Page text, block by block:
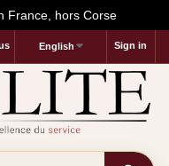
France, hors Corse
Sign in
English